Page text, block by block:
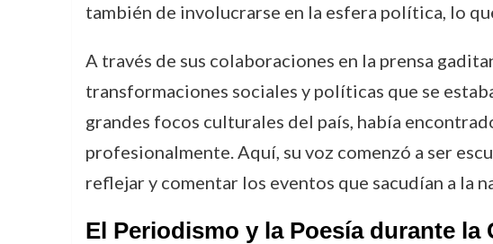
también de involucrarse en la esfera política, lo
A través de sus colaboraciones en la prensa
transformaciones sociales y políticas que se
grandes focos culturales del país, había
profesionalmente. Aquí, su voz comenzó a ser
reflejar y comentar los eventos que sacudían a la
El Periodismo y la Poesía durante la